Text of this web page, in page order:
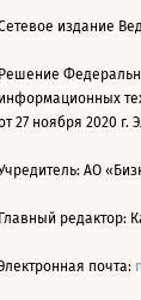
издание
Решение
информационных
27 ноября 2020 г.
АО
Главный редактор:
почта: